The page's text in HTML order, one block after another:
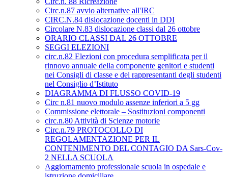
Circ.n.87 avvio alternative all'IRC
CIRC.N.84 dislocazione docenti in DDI
Circolare N.83 dislocazione classi dal 26 ottobre
ORARIO CLASSI DAL 26 OTTOBRE
SEGGI ELEZIONI
circ.n.82 Elezioni con procedura semplificata per il
rinnovo annuale della componente genitori e studenti
nei Consigli di classe e dei rappresentanti degli studenti
nel Consiglio d’Istituto
DIAGRAMMA DI FLUSSO COVID-19
Circ n.81 nuovo modulo assenze inferiori a 5 gg
Commissione elettorale – Sostituzioni componenti
circ.n.80 Attività di Scienze motorie
Circ.n.79 PROTOCOLLO DI
REGOLAMENTAZIONE PER IL
CONTENIMENTO DEL CONTAGIO DA Sars-Cov-
2 NELLA SCUOLA
Aggiornamento professionale scuola in ospedale e